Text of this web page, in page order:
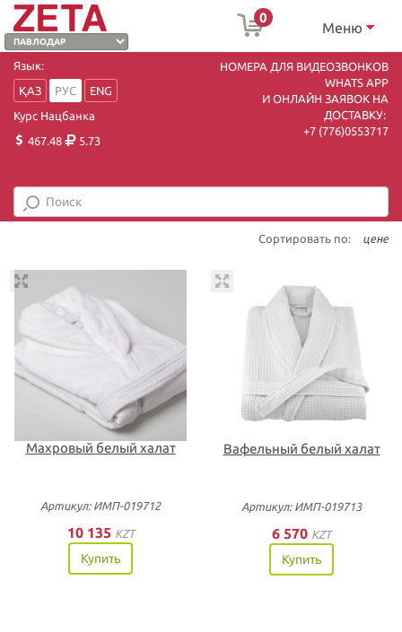
0
Меню
Язык:
ҚАЗ
РУС
ENG
Курс Нацбанка
467.48
5.73
НОМЕРА ДЛЯ ВИДЕОЗВОНКОВ
WHATS APP
И ОНЛАЙН ЗАЯВОК НА
ДОСТАВКУ:
+7 (776)0553717
Сортировать по: цене
Махровый белый халат
Артикул: ИМП-019712
10 135 KZT
Купить
Вафельный белый халат
Артикул: ИМП-019713
6 570 KZT
Купить